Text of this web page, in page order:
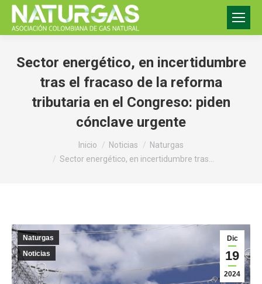
Sector energético, en incertidumbre
tras el fracaso de la reforma
tributaria en el Congreso: piden
cónclave urgente
Inicio Noticias
Naturgas
Sector energético, en incertidumbre tras…
Dic
19
2024
Naturgas
Noticias